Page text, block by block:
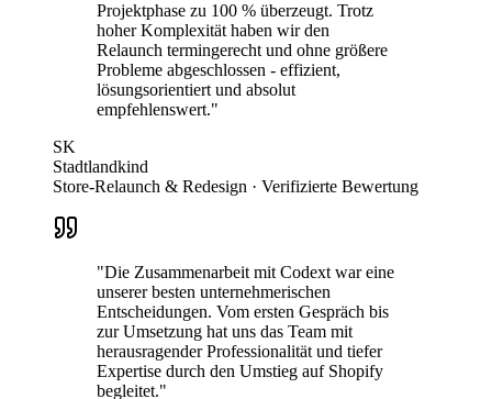
Projektphase zu 100 % überzeugt. Trotz
hoher Komplexität haben wir den
Relaunch termingerecht und ohne größere
Probleme abgeschlossen - effizient,
lösungsorientiert und absolut
empfehlenswert."
SK
Stadtlandkind
Store-Relaunch & Redesign · Verifizierte Bewertung
"Die Zusammenarbeit mit Codext war eine
unserer besten unternehmerischen
Entscheidungen. Vom ersten Gespräch bis
zur Umsetzung hat uns das Team mit
herausragender Professionalität und tiefer
Expertise durch den Umstieg auf Shopify
begleitet."